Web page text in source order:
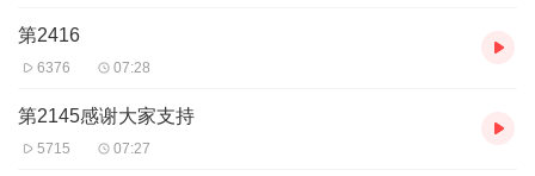
第2416
6376 07:28
第2145感谢大家支持
5715 07:27